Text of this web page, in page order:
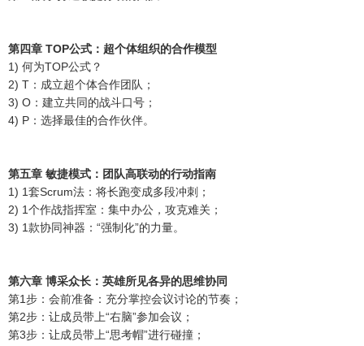
第四章 TOP公式：超个体组织的合作模型
1) 何为TOP公式？
2) T：成立超个体合作团队；
3) O：建立共同的战斗口号；
4) P：选择最佳的合作伙伴。
第五章 敏捷模式：团队高联动的行动指南
1) 1套Scrum法：将长跑变成多段冲刺；
2) 1个作战指挥室：集中办公，攻克难关；
3) 1款协同神器：“强制化”的力量。
第六章 博采众长：英雄所见各异的思维协同
第1步：会前准备：充分掌控会议讨论的节奏；
第2步：让成员带上“右脑”参加会议；
第3步：让成员带上“思考帽”进行碰撞；